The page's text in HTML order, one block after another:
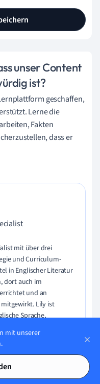
unser Content
ist?
geschaffen,
Lerne die
Fakten
dass er
mit über drei
und Curriculum-
in Englischer Literatur
dort auch im
und an
Lily ist
Sprache,
mit unserer